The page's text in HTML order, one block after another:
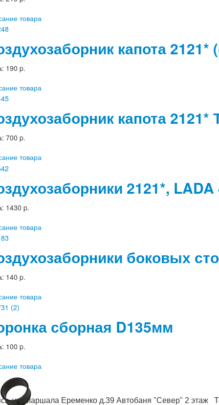
ул. Маршала Еременко д.39 Автобаня "Север" 2 этаж
товара
капота 2121*
190 p.
товара
капота
700 p.
товара
2121*,
1430 p.
товара
боковых
140 p.
товара
сборная D135мм
100 p.
товара